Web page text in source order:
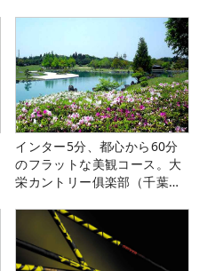
インター5分、都心から60分
のフラットな美観コース。大
栄カントリー俱楽部（千葉